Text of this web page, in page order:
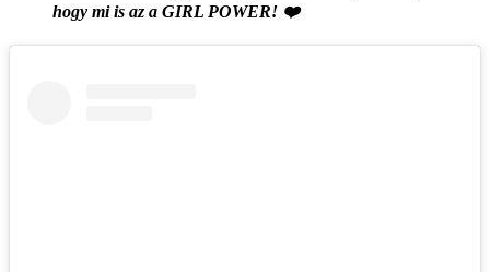
hogy mi is az a GIRL POWER! ❤️